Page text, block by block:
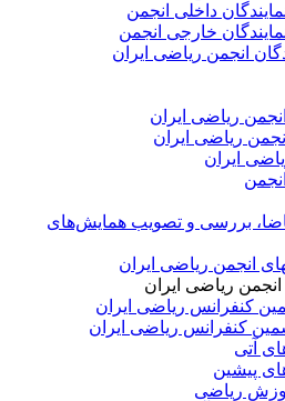
داخلی انجمن
نمایندگان خارجی انجمن
انجمن ریاضی ایران
ریاضی ایران
ریاضی ایران
ایران
بررسی و تصویب همایش‌های
انجمن ریاضی ایران
ریاضی ایران
کنفرانس ریاضی ایران
کنفرانس ریاضی ایران
آتی
ریاضی